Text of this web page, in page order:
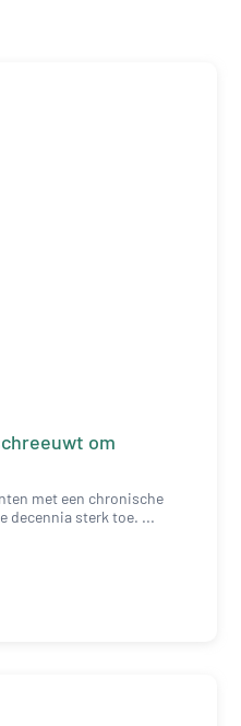
om
met een chronische
decennia sterk toe. ...